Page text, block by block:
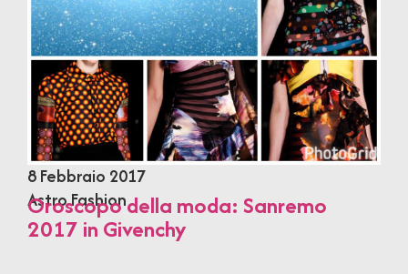
8 Febbraio 2017
Astro Fashion
Oroscopo della moda: Sanremo
2017 in Givenchy